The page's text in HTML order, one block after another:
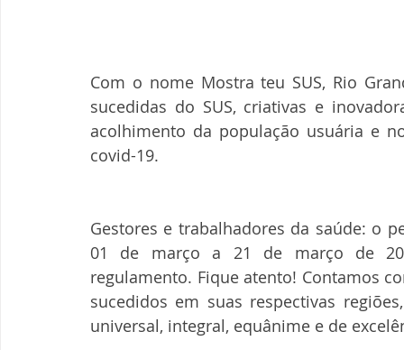
Com o nome Mostra teu SUS, Rio
sucedidas do SUS, criativas e
acolhimento da população usuária e
covid-19.
Gestores e trabalhadores da saúde: o
01 de março a 21 de março de
regulamento. Fique atento! Contamos
sucedidos em suas respectivas
universal, integral, equânime e de